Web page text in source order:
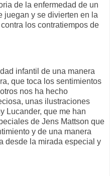
de la enfermedad de un
juegan y se divierten en la
los contratiempos de
infantil de una manera
que toca los sentimientos
nos ha hecho
unas ilustraciones
Lucander, que me han
de Jens Mattson que
y de una manera
desde la mirada especial y